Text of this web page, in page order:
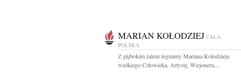
MARIAN KOŁODZIEJ CAŁA
POLSKA
Z głębokim żalem żegnamy Mariana Kołodzieja
wielkiego Człowieka, Artystę, Wizjonera,...